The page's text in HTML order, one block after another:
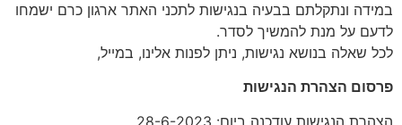
במידה ונתקלתם בבעיה בנגישות לתכני האתר ארגון כרם ישמחו
לדעם על מנת להמשיך לסדר.
לכל שאלה בנושא נגישות, ניתן לפנות אלינו, במייל,
פרסום הצהרת הנגישות
הצהרת הנגישות עודכנה ביום: 28-6-2023